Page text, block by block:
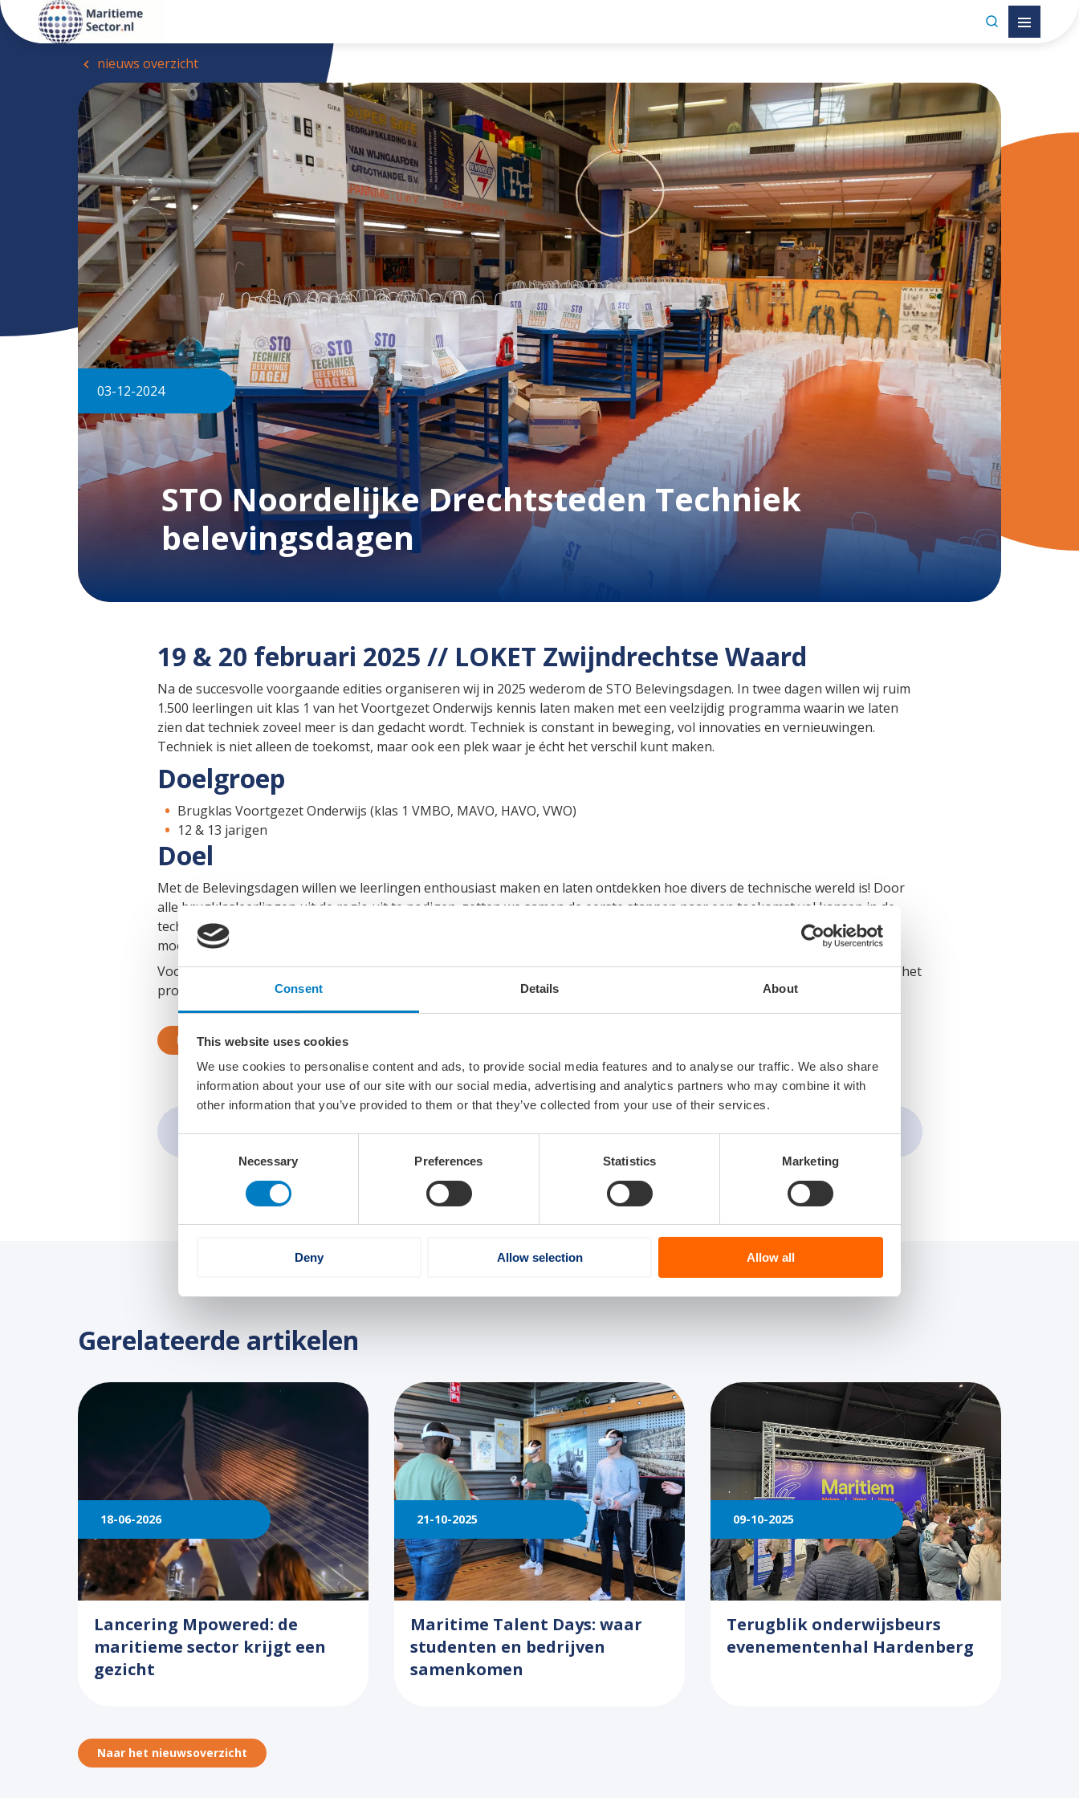
Consent Details About
This website uses cookies
We use cookies to personalise content and ads, to provide social media features and to analyse our traffic. We also share
information about your use of our site with our social media, advertising and analytics partners who may combine it with
other information that you’ve provided to them or that they’ve collected from your use of their services.
Necessary Preferences Statistics Marketing
Deny Allow selection Allow all
nieuws overzicht
03-12-2024
STO Noordelijke Drechtsteden Techniek
belevingsdagen
19 & 20 februari 2025 // LOKET Zwijndrechtse Waard
Na de succesvolle voorgaande edities organiseren wij in 2025 wederom de STO Belevingsdagen. In twee dagen willen wij ruim
1.500 leerlingen uit klas 1 van het Voortgezet Onderwijs kennis laten maken met een veelzijdig programma waarin we laten
zien dat techniek zoveel meer is dan gedacht wordt. Techniek is constant in beweging, vol innovaties en vernieuwingen.
Techniek is niet alleen de toekomst, maar ook een plek waar je écht het verschil kunt maken.
Doelgroep
Brugklas Voortgezet Onderwijs (klas 1 VMBO, MAVO, HAVO, VWO)
12 & 13 jarigen
Doel
Met de Belevingsdagen willen we leerlingen enthousiast maken en laten ontdekken hoe divers de technische wereld is! Door
alle brugklasleerlingen uit de regio uit te nodigen, zetten we samen de eerste stappen naar een toekomst vol kansen in de
techniek. Zo werken we eraan om meer jongeren te inspireren voor het Technisch Onderwijs – en uiteindelijk ook voor een
mooie carrière in de technische sector.
Voor meer informatie over de STO Techniek Belevingsdagen bezoek dan de website. Ook vind je daar meer informatie over het
programma.
Bezoek website STO Techniek Belevingsdagen
Share:
Gerelateerde artikelen
18-06-2026
Lancering Mpowered: de
maritieme sector krijgt een
gezicht
21-10-2025
Maritime Talent Days: waar
studenten en bedrijven
samenkomen
09-10-2025
Terugblik onderwijsbeurs
evenementenhal Hardenberg
Naar het nieuwsoverzicht